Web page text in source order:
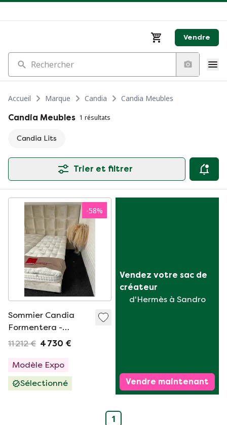
Vendre
Rechercher
Accueil Marque Candia
Candia Meubles
Candia Meubles 1 résultats
Candia Lits
Trier et filtrer
-58%
Sommier Candia
Formentera -
180x210
11 212 € 4 730 €
Modèle Expo
Sélectionné
Vendez votre sac de
créateur
d'Hermès à Sandro
Vendre maintenant
1